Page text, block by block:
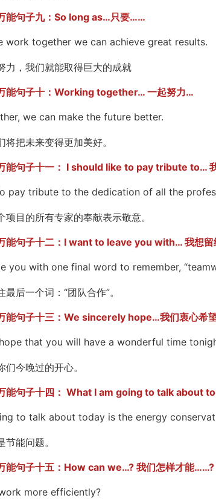
句子九：So long as…只要……
together we can achieve great results.
，我们就能取得巨大的成就
句子十：Working together… 一起努力…
we can make the future better.
把未来变得更加美好。
句子十一： I should like to pay tribute to…
tribute to the dedication of all the
目的所有专家的奉献表示敬意。
句子十二：I want to leave you with… 我想
with one final word to remember,
后一个词：“团队合作”。
句子十三：We sincerely hope…我们衷心希
that you will have a wonderful time
今晚过的开心。
句子十四： What I am going to talk about
to talk about today is the energy
能问题。
句子十五：How can we…? 我们怎样才能……?
more efficiently?